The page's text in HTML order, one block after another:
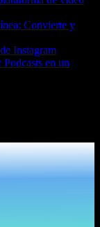
Convierte y
Instagram
en un